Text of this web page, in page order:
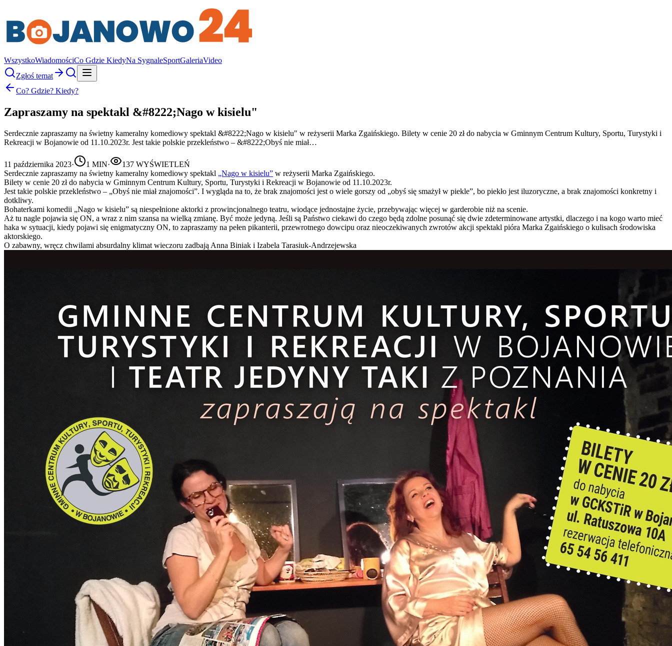
WszystkoWiadomościCo Gdzie KiedyNa SygnaleSportGaleriaVideo
Zgłoś temat
Co? Gdzie? Kiedy?
Zapraszamy na spektakl &#8222;Nago w kisielu"
Serdecznie zapraszamy na świetny kameralny komediowy spektakl &#8222;Nago w kisielu" w reżyserii Marka Zgaińskiego. Bilety w cenie 20 zł do nabycia w Gminnym Centrum Kultury, Sportu, Turystyki i
Rekreacji w Bojanowie od 11.10.2023r. Jest takie polskie przekleństwo – &#8222;Obyś nie miał…
11 października 2023· 1 MIN· 137 WYŚWIETLEŃ
Serdecznie zapraszamy na świetny kameralny komediowy spektakl „Nago w kisielu” w reżyserii Marka Zgaińskiego.
Bilety w cenie 20 zł do nabycia w Gminnym Centrum Kultury, Sportu, Turystyki i Rekreacji w Bojanowie od 11.10.2023r.
Jest takie polskie przekleństwo – „Obyś nie miał znajomości”. I wygląda na to, że brak znajomości jest o wiele gorszy od „obyś się smażył w piekle”, bo piekło jest iluzoryczne, a brak znajomości konkretny i
dotkliwy.
Bohaterkami komedii „Nago w kisielu” są niespełnione aktorki z prowincjonalnego teatru, wiodące jednostajne życie, przebywając więcej w garderobie niż na scenie.
Aż tu nagle pojawia się ON, a wraz z nim szansa na wielką zmianę. Być może jedyną. Jeśli są Państwo ciekawi do czego będą zdolne posunąć się dwie zdeterminowane artystki, dlaczego i na kogo warto mieć
haka w sytuacji, kiedy pojawi się enigmatyczny ON, to zapraszamy na pełen pikanterii, przewrotnego dowcipu oraz nieoczekiwanych zwrotów akcji spektakl pióra Marka Zgaińskiego o kulisach środowiska
aktorskiego.
O zabawny, wręcz chwilami absurdalny klimat wieczoru zadbają Anna Biniak i Izabela Tarasiuk-Andrzejewska